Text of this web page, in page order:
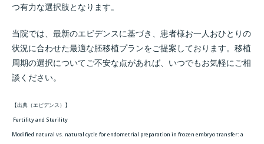
つ有力な選択肢となります。
当院では、最新のエビデンスに基づき、患者様お一人おひとりの
状況に合わせた最適な胚移植プランをご提案しております。移植
周期の選択についてご不安な点があれば、いつでもお気軽にご相
談ください。
【出典（エビデンス）】
Fertility and Sterility
Modified natural vs. natural cycle for endometrial preparation in frozen embryo transfer: a